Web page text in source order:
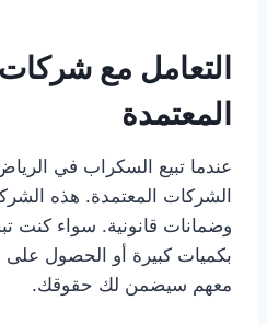
التعامل مع
المعتمدة
عندما تبيع السكراب في
الشركات المعتمدة. هذه
وضمانات قانونية. سواء كنت
بكميات كبيرة أو الحصول على
معهم سيضمن لك حقوقك.